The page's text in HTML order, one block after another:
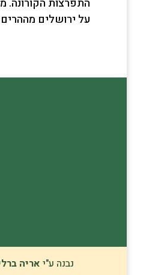
על ירושלים
נבנה ע"י אריה